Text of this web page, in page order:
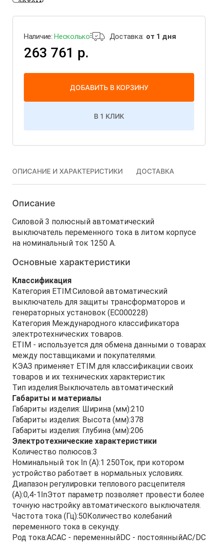
Наличие: Несколько Доставка: от 1 дня
263 761 р.
ДОБАВИТЬ В КОРЗИНУ
В 1 КЛИК
ОПИСАНИЕ И ХАРАКТЕРИСТИКИ ДОСТАВКА
Описание
Силовой 3 полюсный автоматический
выключатель переменного тока в литом корпусе
на номинальный ток 1250 А.
Основные характеристики
Классификация
Категория ETIM:Силовой автоматический
выключатель для защиты трансформаторов и
генераторных установок (EC000228)
Категория Международного классификатора
электротехнических товаров.
ETIM - используется для обмена данными о товарах
между поставщиками и покупателями.
КЭАЗ применяет ETIM для классификации своих
товаров и их технических характеристик
Тип изделия:Выключатель автоматический
Габариты и материалы
Габариты изделия: Ширина (мм):210
Габариты изделия: Высота (мм):378
Габариты изделия: Глубина (мм):206
Электротехнические характеристики
Количество полюсов:3
Номинальный ток In (А):1 250Ток, при котором
устройство работает в нормальных условиях.
Диапазон регулировки теплового расцепителя
(А):0,4-1InЭтот параметр позволяет провести более
точную настройку автоматического выключателя.
Частота тока (Гц):50Количество колебаний
переменного тока в секунду.
Род тока:ACAC - переменныйDC - постоянныйAC/DC